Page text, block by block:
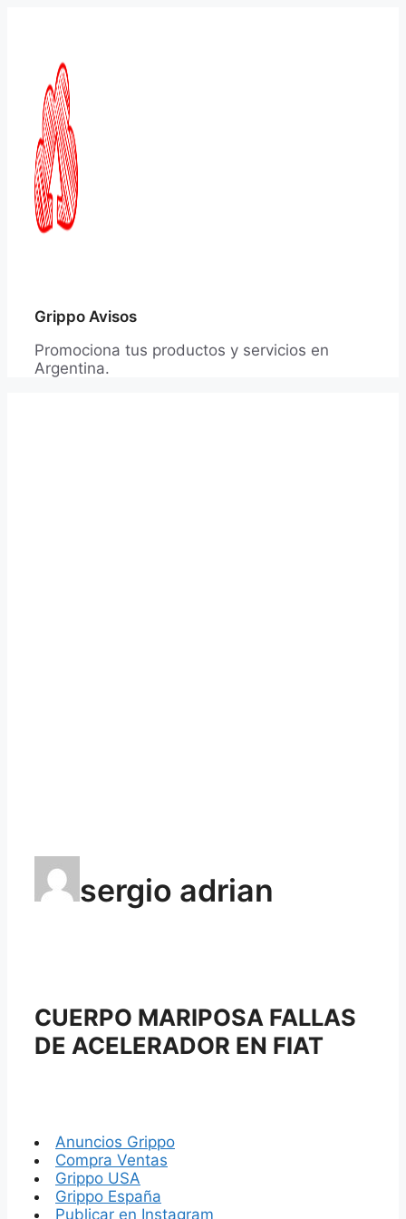
Grippo Avisos
Promociona tus productos y servicios en
Argentina.
sergio adrian
CUERPO MARIPOSA FALLAS
DE ACELERADOR EN FIAT
Anuncios Grippo
Compra Ventas
Grippo USA
Grippo España
Publicar en Instagram